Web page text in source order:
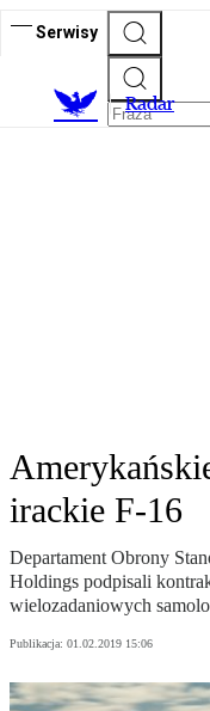
Serwisy
Radar
irackie F-16
Departament Obrony
Holdings podpisali
wielozadaniowych
Publikacja: 01.02.2019 15:06